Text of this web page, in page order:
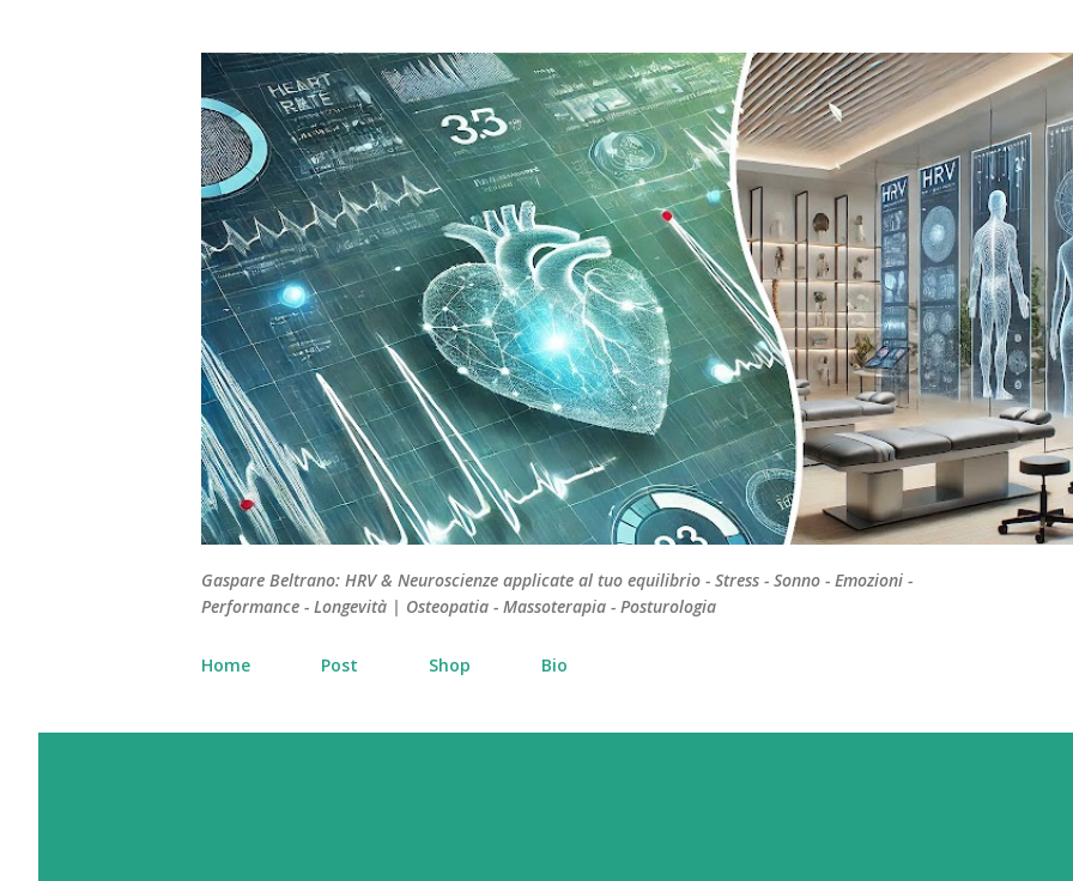
Gaspare Beltrano: HRV & Neuroscienze applicate al tuo equilibrio - Stress - Sonno - Emozioni -
Performance - Longevità | Osteopatia - Massoterapia - Posturologia
Home Post Shop Bio